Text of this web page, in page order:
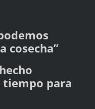
cosecha”
tiempo para